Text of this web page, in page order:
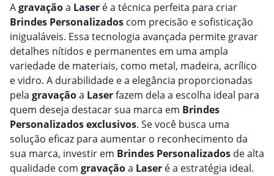
Agravaçãoa Laser é a técnica perfeita para criar
Brindes Personalizados com precisão e sofisticação
inigualáveis. Essa tecnologia avançada permite gravar
detalhes nítidos e permanentes em uma ampla
variedade de materiais, como metal, madeira, acrílico
e vidro. A durabilidade e a elegância proporcionadas
pela gravaçãoa Laserfazem dela a escolha ideal para
quem deseja destacar sua marca em Brindes
Personalizadosexclusivos. Se você busca uma
solução eficaz para aumentar o reconhecimento da
sua marca, investir em Brindes Personalizados de alta
qualidade com gravaçãoa Laser é a estratégia ideal.